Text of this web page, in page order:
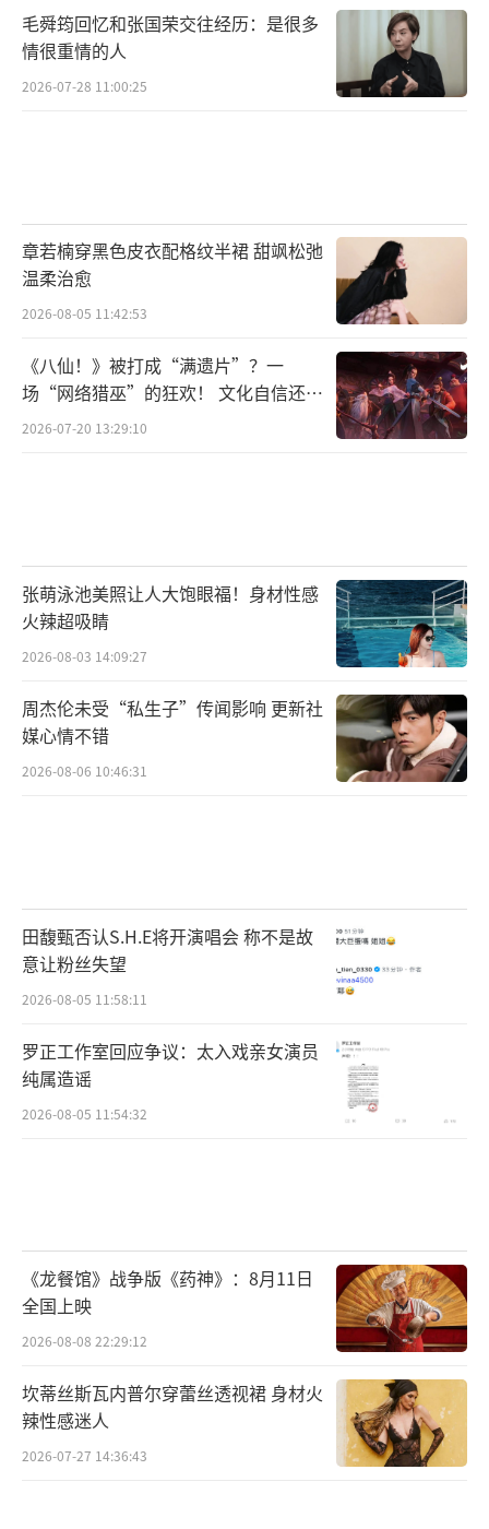
毛舜筠回忆和张国荣交往经历：是很多
情很重情的人
2026-07-28 11:00:25
章若楠穿黑色皮衣配格纹半裙 甜飒松弛
温柔治愈
2026-08-05 11:42:53
《八仙！》被打成“满遗片”？一
场“网络猎巫”的狂欢！ 文化自信还是
焦虑？
2026-07-20 13:29:10
张萌泳池美照让人大饱眼福！身材性感
火辣超吸睛
2026-08-03 14:09:27
周杰伦未受“私生子”传闻影响 更新社
媒心情不错
2026-08-06 10:46:31
田馥甄否认S.H.E将开演唱会 称不是故
意让粉丝失望
2026-08-05 11:58:11
罗正工作室回应争议：太入戏亲女演员
纯属造谣
2026-08-05 11:54:32
《龙餐馆》战争版《药神》：8月11日
全国上映
2026-08-08 22:29:12
坎蒂丝斯瓦内普尔穿蕾丝透视裙 身材火
辣性感迷人
2026-07-27 14:36:43